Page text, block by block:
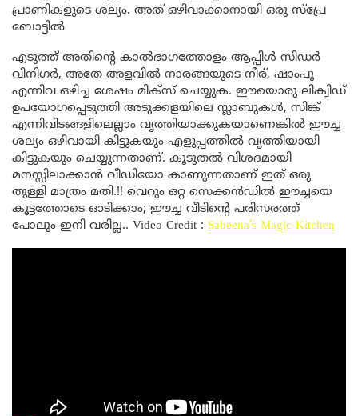
പ്രാണികളുടെ ശല്യം. അത് ഒഴിവാക്കാനായി ഒരു സ്പ്രേ
ബോട്ടിൽ
എടുത്ത് അതിന്റെ കാൽഭാഗത്തോളം ആപ്പിൾ സിഡർ
വിനിഗർ, അതേ അളവിൽ നാരങ്ങയുടെ നീര്, ഷാംപൂ
എന്നിവ ഒഴിച്ച ശേഷം മിക്സ് ചെയ്യുക. ഈയൊരു ലിക്വിഡ്
ഉപയോഗപ്പെടുത്തി അടുക്കളയിലെ സ്ലാബുകൾ, സിങ്ക്
എന്നിവിടങ്ങളിലെല്ലാം വൃത്തിയാക്കുകയാണെങ്കിൽ ഈച്ച
ശല്യം ഒഴിവായി കിട്ടുകയും എളുപ്പത്തിൽ വൃത്തിയായി
കിട്ടുകയും ചെയ്യുന്നതാണ്. കൂടുതൽ വിശദമായി
മനസ്സിലാക്കാൻ വീഡിയോ കാണുന്നതാണ് ഇത് ഒരു
തുള്ളി മാത്രം മതി.!! വെറും ഒറ്റ സെക്കൻഡിൽ ഈച്ചയെ
കൂട്ടത്തോടെ ഓടിക്കാം; ഈച്ച വീടിന്റെ പരിസരത്ത്
പോലും ഇനി വരില്ല.. Video Credit : Sabeena’s Magic Kitchen